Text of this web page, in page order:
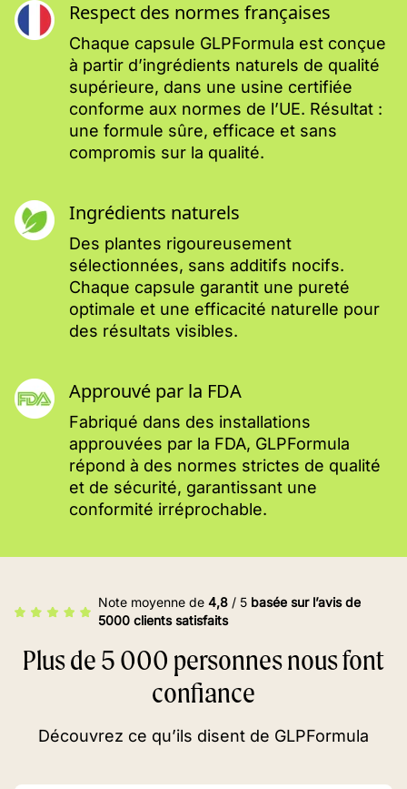
Respect des normes françaises
Chaque capsule GLPFormula est conçue
à partir d’ingrédients naturels de qualité
supérieure, dans une usine certifiée
conforme aux normes de l’UE. Résultat :
une formule sûre, efficace et sans
compromis sur la qualité.
Ingrédients naturels
Des plantes rigoureusement
sélectionnées, sans additifs nocifs.
Chaque capsule garantit une pureté
optimale et une efficacité naturelle pour
des résultats visibles.
Approuvé par la FDA
Fabriqué dans des installations
approuvées par la FDA, GLPFormula
répond à des normes strictes de qualité
et de sécurité, garantissant une
conformité irréprochable.
Note moyenne de 4,8/ 5 basée sur l’avis de
5000 clients satisfaits
Plus de 5 000 personnes nous font
confiance
Découvrez ce qu’ils disent de GLPFormula